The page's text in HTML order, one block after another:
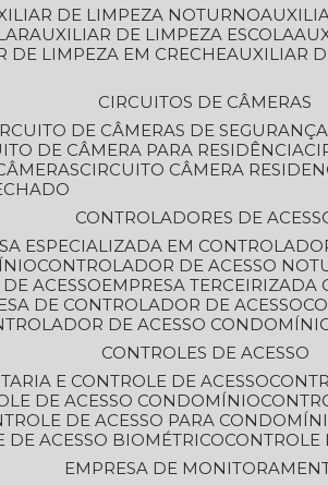
DE LIMPEZA NOTURNO
AUXILIAR DE LIMPEZA ESCOLA
DE LIMPEZA EM CRECHE
AUXILIAR
CIRCUITOS DE CÂMERAS
DE CÂMERAS DE SEGURANÇA
DE CÂMERA PARA RESIDÊNCIA
CIRCUITO CÂMERA
CONTROLADORES DE
ESPECIALIZADA EM
CONTROLADOR DE ACESSO
ACESSO
EMPRESA
DE CONTROLADOR DE ACESSO
DE ACESSO
CONTROLES DE ACESSO
E CONTROLE DE ACESSO
DE ACESSO CONDOMÍNIO
DE ACESSO PARA
DE ACESSO BIOMÉTRICO
EMPRESA DE